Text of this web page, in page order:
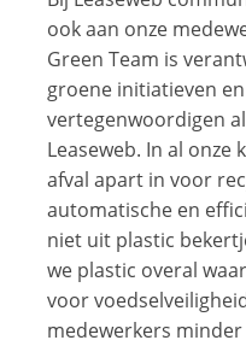
ook aan onze
Green Team is
groene initiatieven
vertegenwoordigen
Leaseweb. In al
afval apart in voor
automatische en
niet uit plastic
we plastic overal
voor
medewerkers